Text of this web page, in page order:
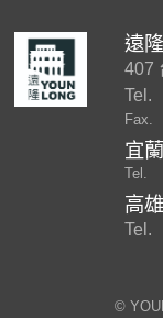
遠
407
Tel.
Fax.
宜
Tel.
高
Tel.
©︎